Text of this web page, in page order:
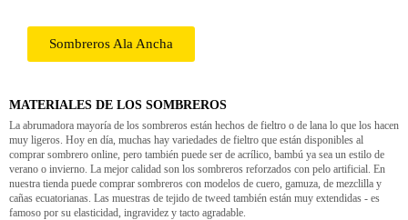
Sombreros Ala Ancha
MATERIALES DE LOS SOMBREROS
La abrumadora mayoría de los sombreros están hechos de fieltro o de lana lo que los hacen
muy ligeros. Hoy en día, muchas hay variedades de fieltro que están disponibles al
comprar sombrero online, pero también puede ser de acrílico, bambú ya sea un estilo de
verano o invierno. La mejor calidad son los sombreros reforzados con pelo artificial. En
nuestra tienda puede comprar sombreros con modelos de cuero, gamuza, de mezclilla y
cañas ecuatorianas. Las muestras de tejido de tweed también están muy extendidas - es
famoso por su elasticidad, ingravidez y tacto agradable.